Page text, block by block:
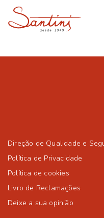
Direção de Qualidade e
Política de Privacidade
Política de cookies
Livro de Reclamações
Deixe a sua opinião